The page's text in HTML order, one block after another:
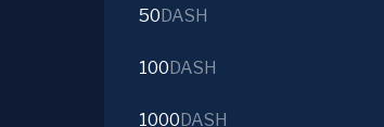
50DASH
100DASH
1000DASH